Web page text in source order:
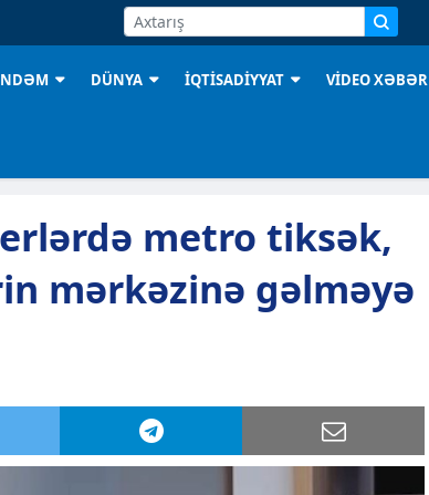
DÜNYA İQTİSADİYYAT VİDEO XƏBƏR
metro tiksək,
mərkəzinə gəlməyə